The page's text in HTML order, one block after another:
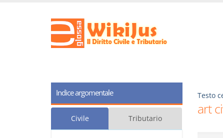
Testo
art
Indice argomentale
Civile Tributario